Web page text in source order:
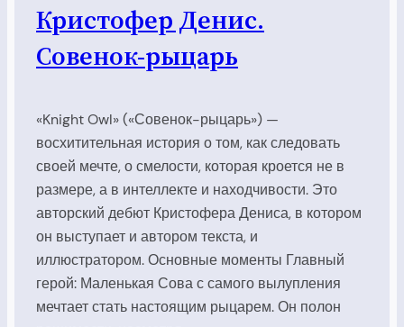
Кристофер Денис.
Совенок-рыцарь
«Knight Owl» («Совенок-рыцарь») —
восхитительная история о том, как следовать
своей мечте, о смелости, которая кроется не в
размере, а в интеллекте и находчивости. Это
авторский дебют Кристофера Дениса, в котором
он выступает и автором текста, и
иллюстратором. Основные моменты Главный
герой: Маленькая Сова с самого вылупления
мечтает стать настоящим рыцарем. Он полон